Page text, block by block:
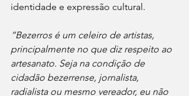
identidade e expressão cultural.
“Bezerros é um celeiro de artistas,
principalmente no que diz respeito ao
artesanato. Seja na condição de
cidadão bezerrense, jornalista,
radialista ou mesmo vereador, eu não